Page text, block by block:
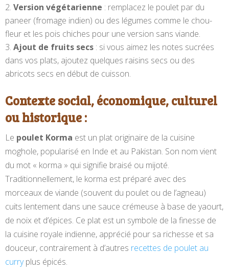
Version végétarienne : remplacez le poulet par du
paneer (fromage indien) ou des légumes comme le chou-
fleur et les pois chiches pour une version sans viande.
Ajout de fruits secs : si vous aimez les notes sucrées
dans vos plats, ajoutez quelques raisins secs ou des
abricots secs en début de cuisson.
Contexte social, économique, culturel
ou historique :
Le poulet Korma est un plat originaire de la cuisine
moghole, popularisé en Inde et au Pakistan. Son nom vient
du mot « korma » qui signifie braisé ou mijoté.
Traditionnellement, le korma est préparé avec des
morceaux de viande (souvent du poulet ou de l’agneau)
cuits lentement dans une sauce crémeuse à base de yaourt,
de noix et d’épices. Ce plat est un symbole de la finesse de
la cuisine royale indienne, apprécié pour sa richesse et sa
douceur, contrairement à d’autres recettes de poulet au
curryplus épicés.